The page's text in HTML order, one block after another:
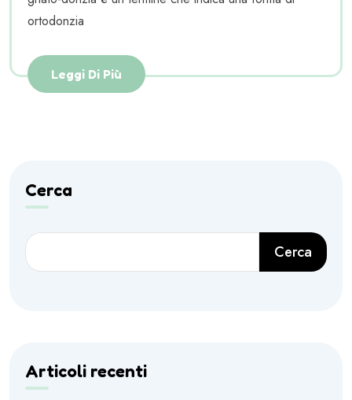
ortodonzia
Leggi Di Più
Cerca
Cerca
Articoli recenti